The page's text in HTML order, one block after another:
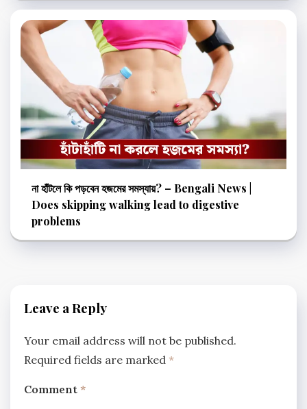
না হাঁটলে কি পড়বেন হজমের সমস্যায়? – Bengali News |
Does skipping walking lead to digestive
problems
Leave a Reply
Your email address will not be published.
Required fields are marked *
Comment *